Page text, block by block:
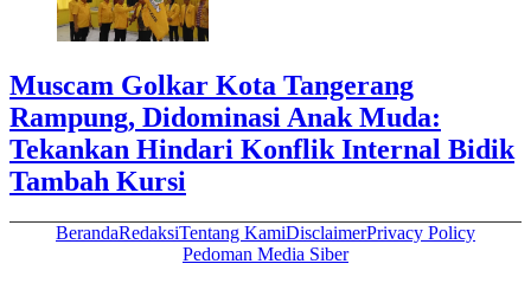
Muscam Golkar Kota Tangerang
Rampung, Didominasi Anak Muda:
Tekankan Hindari Konflik Internal Bidik
Tambah Kursi
BerandaRedaksiTentang KamiDisclaimerPrivacy Policy
Pedoman Media Siber